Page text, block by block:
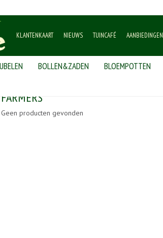
KLANTENKAART NIEUWS TUINCAFÉ AANBIEDINGEN
BOLLEN&ZADEN BLOEMPOTTEN
FARMERS
Geen producten gevonden